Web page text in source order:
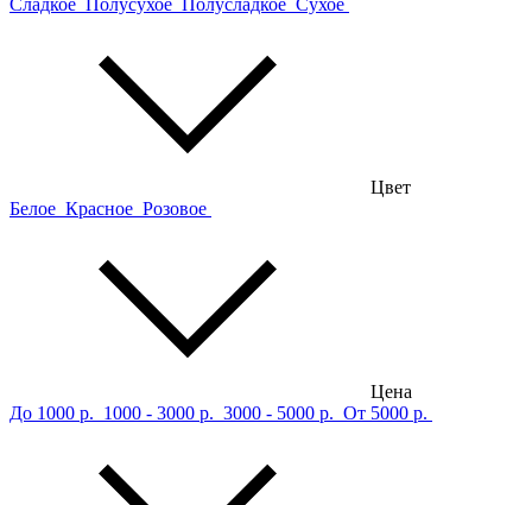
Сладкое Полусухое Полусладкое Сухое
Цвет
Белое Красное Розовое
Цена
До 1000 р. 1000 - 3000 р. 3000 - 5000 р. От 5000 р.